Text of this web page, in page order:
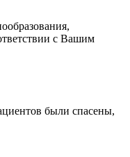
с Вашим
были спасены,